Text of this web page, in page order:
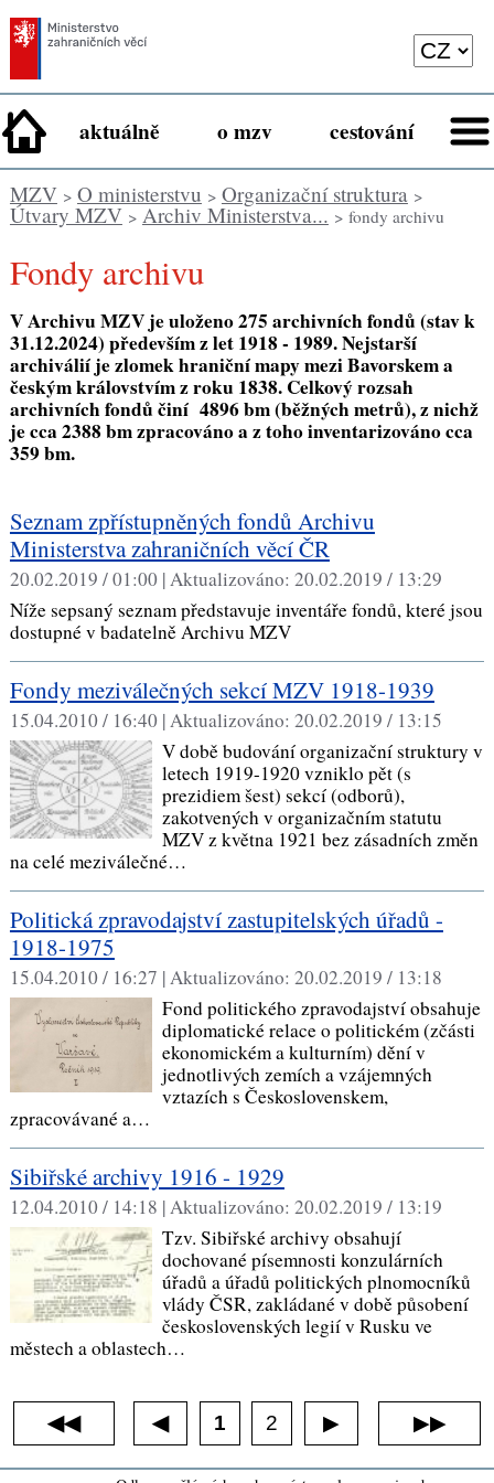
aktuálně o mzv cestování
MZV> O ministerstvu > Organizační struktura>
Útvary MZV> Archiv Ministerstva... > fondy archivu
Fondy archivu
V Archivu MZV je uloženo 275 archivních fondů (stav k
31.12.2024) především z let 1918 - 1989. Nejstarší
archiválií je zlomek hraniční mapy mezi Bavorskem a
českým královstvím z roku 1838. Celkový rozsah
archivních fondů činí 4896 bm (běžných metrů), z nichž
je cca 2388 bm zpracováno a z toho inventarizováno cca
359 bm.
Seznam zpřístupněných fondů Archivu
Ministerstva zahraničních věcí ČR
20.02.2019 / 01:00 |Aktualizováno: 20.02.2019 / 13:29
Níže sepsaný seznam představuje inventáře fondů, které jsou
dostupné v badatelně Archivu MZV
Fondy meziválečných sekcí MZV 1918-1939
15.04.2010 / 16:40 |Aktualizováno: 20.02.2019 / 13:15
V době budování organizační struktury v
letech 1919-1920 vzniklo pět (s
prezidiem šest) sekcí (odborů),
zakotvených v organizačním statutu
MZV z května 1921 bez zásadních změn
na celé meziválečné…
Politická zpravodajství zastupitelských úřadů -
1918-1975
15.04.2010 / 16:27 |Aktualizováno: 20.02.2019 / 13:18
Fond politického zpravodajství obsahuje
diplomatické relace o politickém (zčásti
ekonomickém a kulturním) dění v
jednotlivých zemích a vzájemných
vztazích s Československem,
zpracovávané a…
Sibiřské archivy 1916 - 1929
12.04.2010 / 14:18 | Aktualizováno: 20.02.2019 / 13:19
Tzv. Sibiřské archivy obsahují
dochované písemnosti konzulárních
úřadů a úřadů politických plnomocníků
vlády ČSR, zakládané v době působení
československých legií v Rusku ve
městech a oblastech…
◀◀ ◀ 1 2 ▶ ▶▶